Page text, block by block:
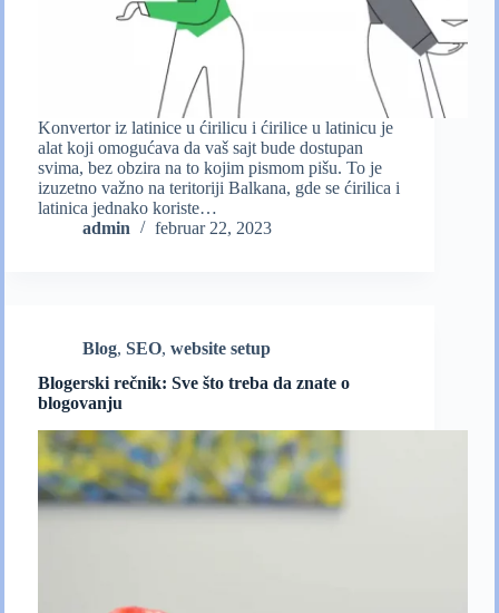
Konvertor iz latinice u ćirilicu i ćirilice u latinicu je
alat koji omogućava da vaš sajt bude dostupan
svima, bez obzira na to kojim pismom pišu. To je
izuzetno važno na teritoriji Balkana, gde se ćirilica i
latinica jednako koriste…
admin
februar 22, 2023
Blog, SEO, website setup
Blogerski rečnik: Sve što treba da znate o
blogovanju